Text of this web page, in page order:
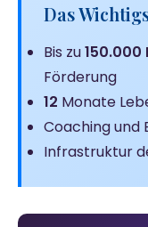
Das
Bis zu150.000
Förderung
12 Monate
Coaching und
Infrastruktur